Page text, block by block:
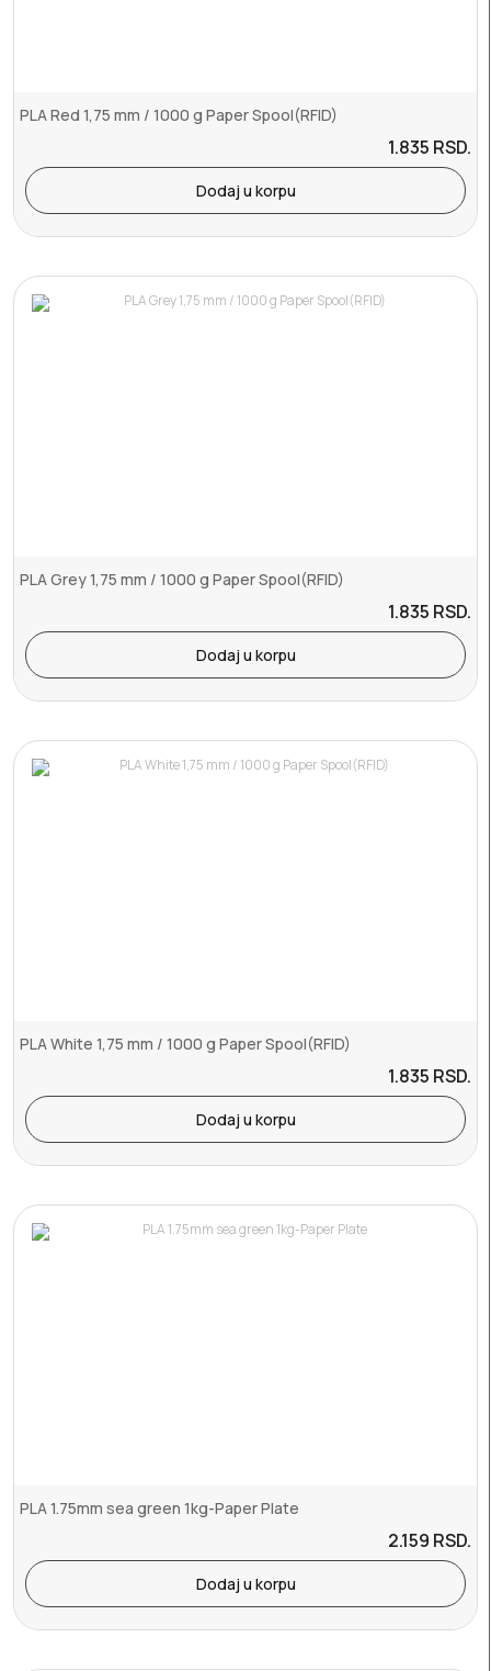
PLA Red 1,75 mm / 1000 g Paper Spool(RFID)
1.835 RSD.
Dodaj u korpu
PLA Grey 1,75 mm / 1000 g Paper Spool(RFID)
1.835 RSD.
Dodaj u korpu
PLA White 1,75 mm / 1000 g Paper Spool(RFID)
1.835 RSD.
Dodaj u korpu
PLA 1.75mm sea green 1kg-Paper Plate
2.159 RSD.
Dodaj u korpu